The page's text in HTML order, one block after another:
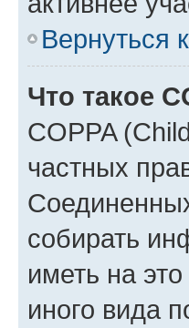
Вернуться
Что такое
COPPA
частных
собирать
иметь на
иного вида